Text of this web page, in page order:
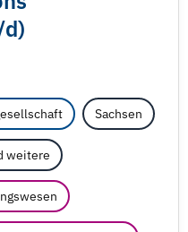
d)
Sachsen
weitere